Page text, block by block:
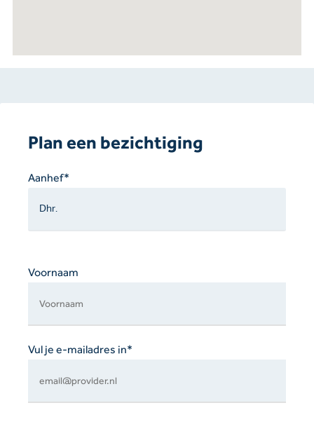
Plan een bezichtiging
dit
veld
Aanhef*
Voornaam
Vul je e-mailadres in*